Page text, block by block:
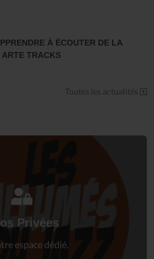
À ÉCOUTER DE LA
TRACKS
Toutes les actualités
Privées
espace dédié.
vous